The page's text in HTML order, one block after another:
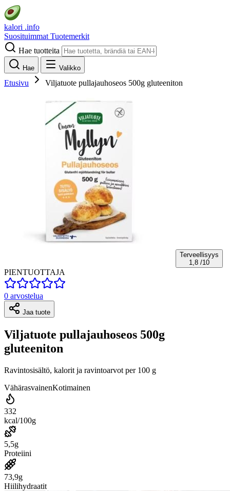
kalori .info
Suosituimmat Tuotemerkit
Hae tuotteita
Hae Valikko
Etusivu Viljatuote pullajauhoseos 500g gluteeniton
Terveellisyys
1,8 /10
PIENTUOTTAJA
0 arvostelua
Jaa tuote
Viljatuote pullajauhoseos 500g
gluteeniton
Ravintosisältö, kalorit ja ravintoarvot per 100 g
VähärasvainenKotimainen
332
kcal/100g
5,5g
Proteiini
73,9g
Hiilihydraatit